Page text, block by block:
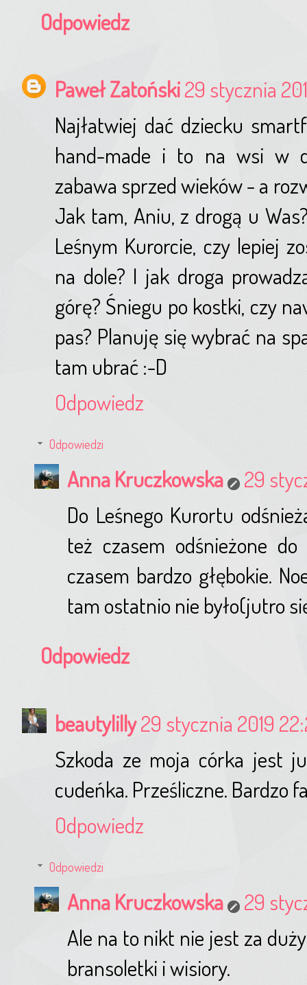
Odpowiedz
Paweł Zatoński29 stycznia
Najłatwiej dać dziecku
hand-made i to na wsi w
zabawa sprzed wieków - a
Jak tam, Aniu, z drogą u
Leśnym Kurorcie, czy lepiej
na dole? I jak droga
górę? Śniegu po kostki, czy
pas? Planuję się wybrać na
tam ubrać :-D
Odpowiedz
Odpowiedzi
Anna Kruczkowska
29
Do Leśnego Kurortu
też czasem odśnieżone
czasem bardzo głębokie.
tam ostatnio nie było(jutro
Odpowiedz
beautylilly29 stycznia 2019
Szkoda ze moja córka jest
cudeńka. Prześliczne. Bardzo
Odpowiedz
Odpowiedzi
Anna Kruczkowska
29
Ale na to nikt nie jest za
bransoletki i wisiory.